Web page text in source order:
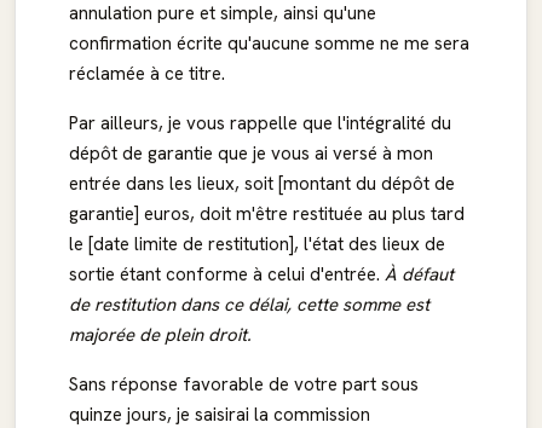
annulation pure et simple, ainsi qu'une
confirmation écrite qu'aucune somme ne me sera
réclamée à ce titre.
Par ailleurs, je vous rappelle que l'intégralité du
dépôt de garantie que je vous ai versé à mon
entrée dans les lieux, soit [montant du dépôt de
garantie] euros, doit m'être restituée au plus tard
le [date limite de restitution], l'état des lieux de
sortie étant conforme à celui d'entrée. À défaut
de restitution dans ce délai, cette somme est
majorée de plein droit.
Sans réponse favorable de votre part sous
quinze jours, je saisirai la commission